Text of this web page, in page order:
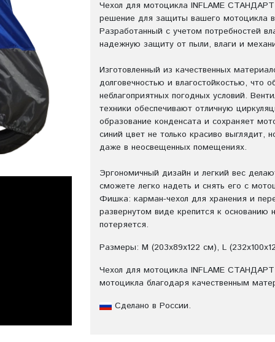
Чехол для мотоцикла INFLAME
решение для защиты вашего мотоцикла
Разработанный с учетом потребностей
надежную защиту от пыли, влаги и
Изготовленный из качественных
долговечностью и влагостойкостью, что
неблагоприятных погодных условий.
техники обеспечивают отличную
образование конденсата и сохраняет
синий цвет не только красиво выглядит,
даже в неосвещенных помещениях.
Эргономичный дизайн и легкий вес
сможете легко надеть и снять его с
Фишка: карман-чехол для хранения и
развернутом виде крепится к основанию
потеряется.
Размеры: M (203x89x122 см), L
Чехол для мотоцикла INFLAME
мотоцикла благодаря качественным
Сделано в России.